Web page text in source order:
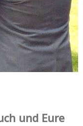
und Eure